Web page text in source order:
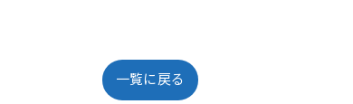
一覧に戻る